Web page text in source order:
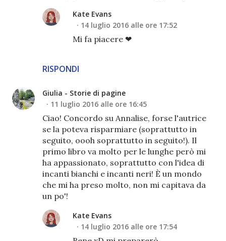
RISPONDI
Kate Evans
14 luglio 2016 alle ore 17:52
Mi fa piacere ❤
Giulia - Storie di pagine
11 luglio 2016 alle ore 16:45
Ciao! Concordo su Annalise, forse l'autrice
se la poteva risparmiare (soprattutto in
seguito, oooh soprattutto in seguito!). Il
primo libro va molto per le lunghe però mi
ha appassionato, soprattutto con l'idea di
incanti bianchi e incanti neri! È un mondo
che mi ha preso molto, non mi capitava da
un po'!
Kate Evans
14 luglio 2016 alle ore 17:54